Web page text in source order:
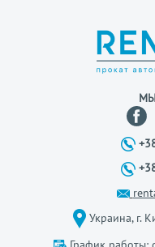
Украина, г.